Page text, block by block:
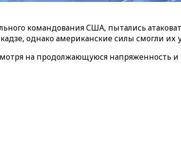
командования США, пытались
однако американские силы смогли их
на продолжающуюся напряженность и